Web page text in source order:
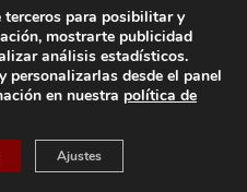
para posibilitar y
mostrarte publicidad
análisis estadísticos.
personalizarlas desde el panel
en nuestra política de
Ajustes